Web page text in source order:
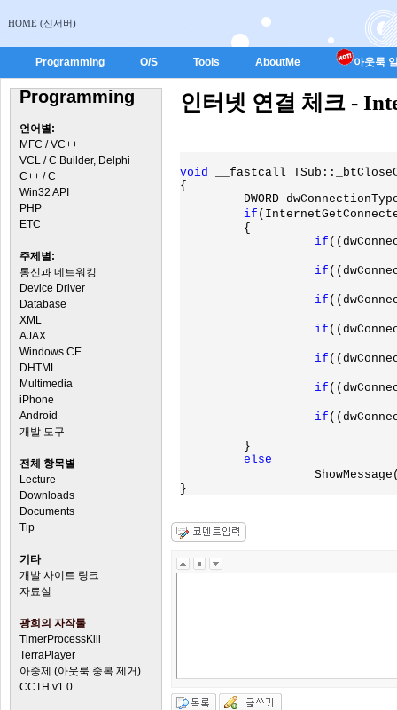
HOME (신서버)
Programming O/S Tools AboutMe 아웃룩
Programming
언어별:
MFC / VC++
VCL / C Builder, Delphi
C++ / C
Win32 API
PHP
ETC
주제별:
통신과 네트워킹
Device Driver
Database
XML
AJAX
Windows CE
DHTML
Multimedia
iPhone
Android
개발 도구
전체 항목별
Lecture
Downloads
Documents
Tip
기타
개발 사이트 링크
자료실
광희의 자작툴
TimerProcessKill
TerraPlayer
아중제 (아웃룩 중복 제거)
CCTH v1.0
인터넷 연결 체크 -
void
__fastcall
{
if
{
if
if
if
if
if
if
if
else
}